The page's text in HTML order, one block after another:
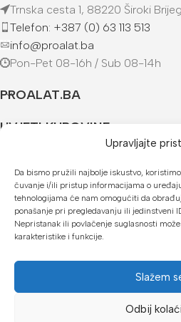
Upravljajte
Da bismo pružili najbolje iskustvo,
čuvanje i/ili pristup informacijama o
tehnologijama će nam omogućiti da
ponašanje pri pregledavanju ili jedinstveni
Nepristanak ili povlačenje suglasnosti
karakteristike i funkcije.
Slažem
Odbij
Trnska cesta 1, 88220 Široki Brijeg
Telefon: +387 (0) 63 113 513
info@proalat.ba
Pon-Pet 08-16h / Sub 08-14h
PROALAT.BA
UVJETI KUPOVINE
U našoj web trgovini možete platiti:
Kreditnim karticama
Općom uplatnicom, virmanom,
Gotovinom prilikom preuzimanja
Mikrofin do 18 rata
Copyright © 2026